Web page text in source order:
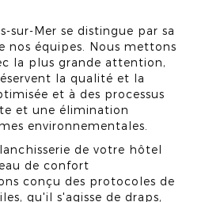
sur-Mer se distingue par sa
nos équipes. Nous mettons
la plus grande attention,
la qualité et la
et à des processus
et une élimination
environnementales.
de votre hôtel
de confort
conçu des protocoles de
qu'il s'agisse de draps,